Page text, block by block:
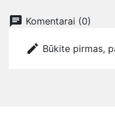
chat Komentarai (0)
edit Būkite pirmas,